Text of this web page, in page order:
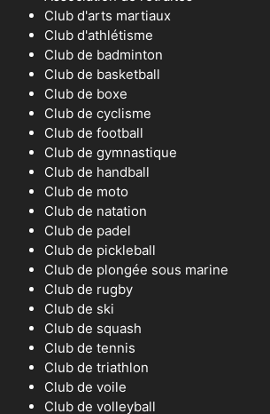
Club d'arts martiaux
Club d'athlétisme
Club de badminton
Club de basketball
Club de boxe
Club de cyclisme
Club de football
Club de gymnastique
Club de handball
Club de moto
Club de natation
Club de padel
Club de pickleball
Club de plongée sous marine
Club de rugby
Club de ski
Club de squash
Club de tennis
Club de triathlon
Club de voile
Club de volleyball